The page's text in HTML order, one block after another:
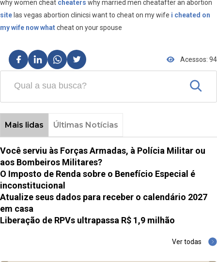
why women cheat cheaters why married men cheatafter an abortion
site las vegas abortion clinicsi want to cheat on my wife i cheated on
my wife now whatcheat on your spouse
Acessos: 94
Mais lidas Últimas Notícias
Você serviu às Forças Armadas, à Polícia Militar ou
aos Bombeiros Militares?
O Imposto de Renda sobre o Benefício Especial é
inconstitucional
Atualize seus dados para receber o calendário 2027
em casa
Liberação de RPVs ultrapassa R$ 1,9 milhão
Ver todas